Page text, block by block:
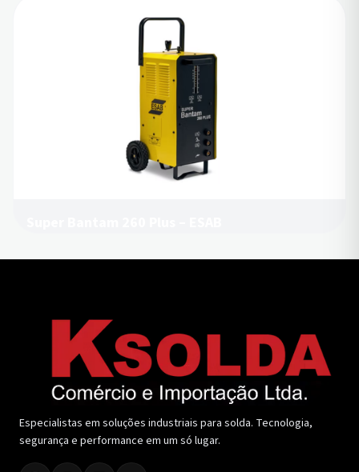
Especialistas em soluções industriais para solda. Tecnologia,
segurança e performance em um só lugar.